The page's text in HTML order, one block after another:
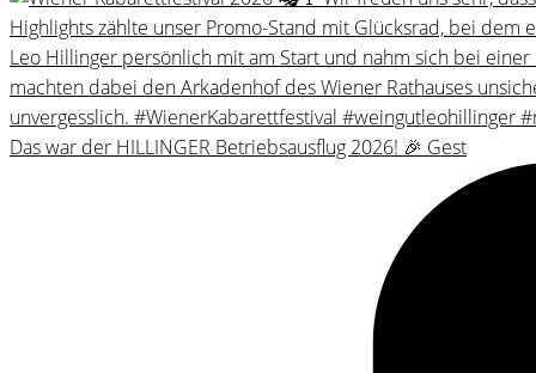
Das war der HILLINGER Betriebsausflug 2026! 🎉 Gest